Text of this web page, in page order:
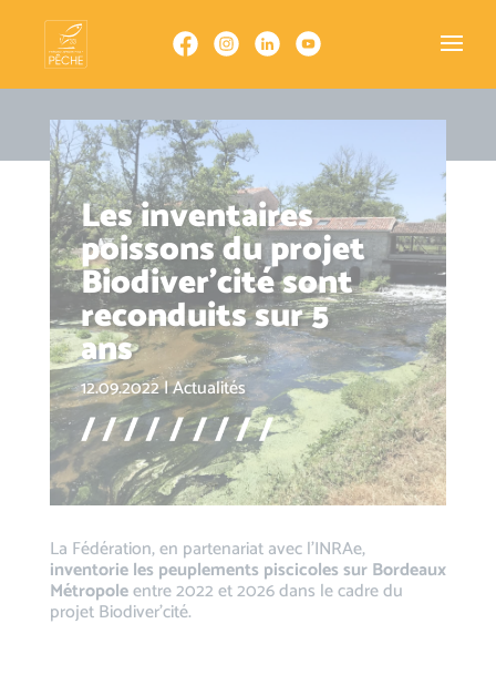
Les inventaires
poissons du projet
Biodiver’cité sont
reconduits sur 5
ans
12.09.2022|Actualités
La Fédération, en partenariat avec l’INRAe,
inventorie les peuplements piscicoles sur Bordeaux
Métropoleentre 2022 et 2026 dans le cadre du
projet Biodiver’cité.